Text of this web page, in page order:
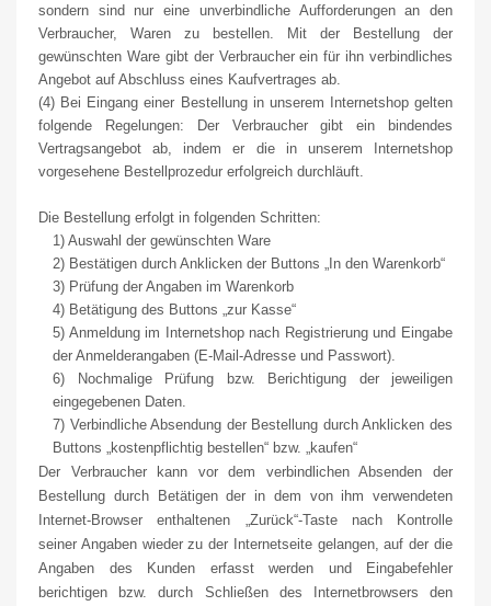
sondern sind nur eine unverbindliche Aufforderungen an den
Verbraucher, Waren zu bestellen. Mit der Bestellung der
gewünschten Ware gibt der Verbraucher ein für ihn verbindliches
Angebot auf Abschluss eines Kaufvertrages ab.
(4) Bei Eingang einer Bestellung in unserem Internetshop gelten
folgende Regelungen: Der Verbraucher gibt ein bindendes
Vertragsangebot ab, indem er die in unserem Internetshop
vorgesehene Bestellprozedur erfolgreich durchläuft.
Die Bestellung erfolgt in folgenden Schritten:
1) Auswahl der gewünschten Ware
2) Bestätigen durch Anklicken der Buttons „In den Warenkorb“
3) Prüfung der Angaben im Warenkorb
4) Betätigung des Buttons „zur Kasse“
5) Anmeldung im Internetshop nach Registrierung und Eingabe
der Anmelderangaben (E-Mail-Adresse und Passwort).
6) Nochmalige Prüfung bzw. Berichtigung der jeweiligen
eingegebenen Daten.
7) Verbindliche Absendung der Bestellung durch Anklicken des
Buttons „kostenpflichtig bestellen“ bzw. „kaufen“
Der Verbraucher kann vor dem verbindlichen Absenden der
Bestellung durch Betätigen der in dem von ihm verwendeten
Internet-Browser enthaltenen „Zurück“-Taste nach Kontrolle
seiner Angaben wieder zu der Internetseite gelangen, auf der die
Angaben des Kunden erfasst werden und Eingabefehler
berichtigen bzw. durch Schließen des Internetbrowsers den